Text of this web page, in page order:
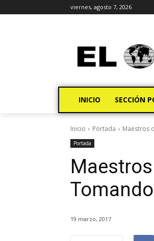
viernes, agosto 7, 2026
INICIO SECCIÓN
Inicio Portada Maestros
Portada
19 marzo, 2017